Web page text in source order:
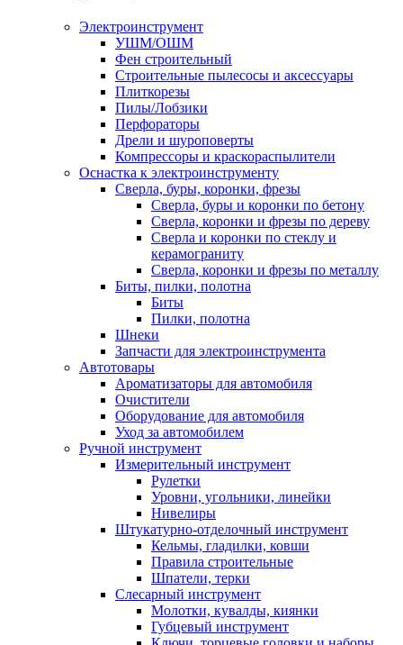
Электроинструмент
УШМ/ОШМ
Фен строительный
Строительные пылесосы и аксессуары
Плиткорезы
Пилы/Лобзики
Перфораторы
Дрели и шуроповерты
Компрессоры и краскораспылители
Оснастка к электроинструменту
Сверла, буры, коронки, фрезы
Сверла, буры и коронки по бетону
Сверла, коронки и фрезы по дереву
Сверла и коронки по стеклу и
керамограниту
Сверла, коронки и фрезы по металлу
Биты, пилки, полотна
Биты
Пилки, полотна
Шнеки
Запчасти для электроинструмента
Автотовары
Ароматизаторы для автомобиля
Очистители
Оборудование для автомобиля
Уход за автомобилем
Ручной инструмент
Измерительный инструмент
Рулетки
Уровни, угольники, линейки
Нивелиры
Штукатурно-отделочный инструмент
Кельмы, гладилки, ковши
Правила строительные
Шпатели, терки
Слесарный инструмент
Молотки, кувалды, киянки
Губцевый инструмент